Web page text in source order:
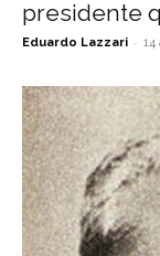
presidente
Eduardo Lazzari - 14